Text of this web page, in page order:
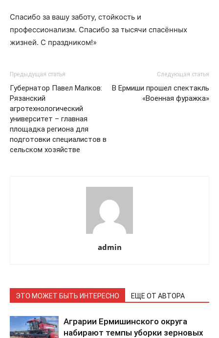
Спасибо за вашу заботу, стойкость и
профессионализм. Спасибо за тысячи спасённых
жизней. С праздником!»
Предыдущая статья
Губернатор Павел Малков:
Рязанский
агротехнологический
университет – главная
площадка региона для
подготовки специалистов в
сельском хозяйстве
Следующая статья
В Ермиши прошел спектакль
«Военная фуражка»
admin
ЭТО МОЖЕТ БЫТЬ ИНТЕРЕСНО ЕЩЕ ОТ АВТОРА
Аграрии Ермишинского округа
набирают темпы уборки зерновых